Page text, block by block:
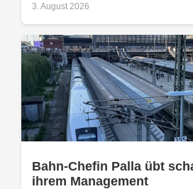
3. August 2026
Bahn-Chefin Palla übt
ihrem Management